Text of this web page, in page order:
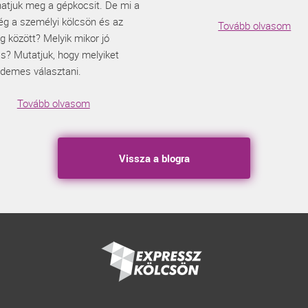
meg a gépkocsit. De mi a
a személyi kölcsön és az
között? Melyik mikor jó
Mutatjuk, hogy melyiket
választani.
Tovább olvasom
Tovább olvasom
Vissza a blogra